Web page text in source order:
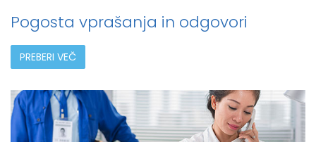
Pogosta vprašanja in odgovori
PREBERI VEČ